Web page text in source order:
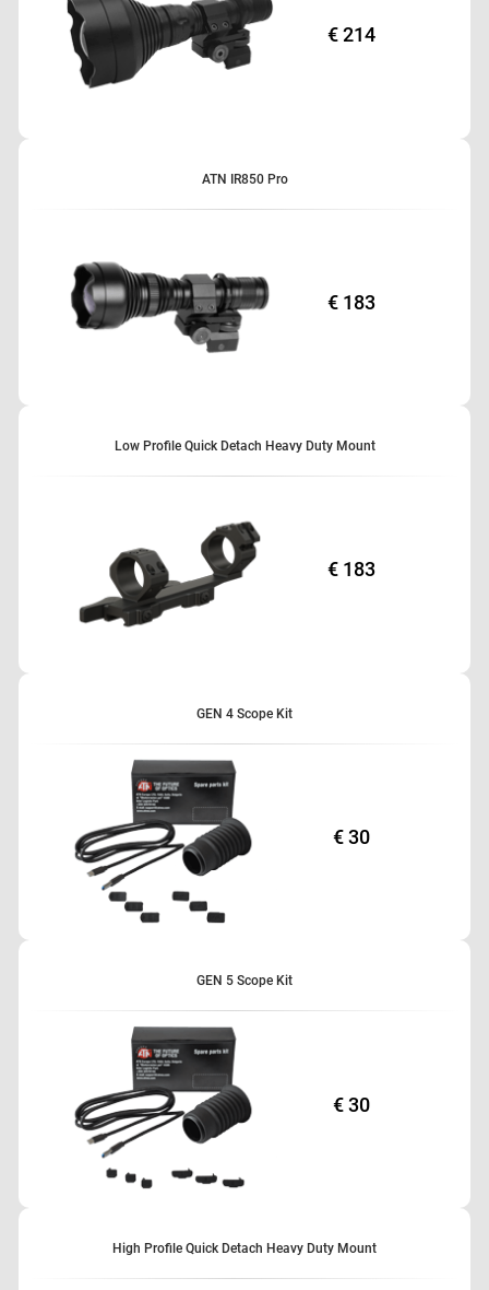
€ 214
ATN IR850 Pro
€ 183
Low Profile Quick Detach Heavy Duty Mount
€ 183
GEN 4 Scope Kit
€ 30
GEN 5 Scope Kit
€ 30
High Profile Quick Detach Heavy Duty Mount